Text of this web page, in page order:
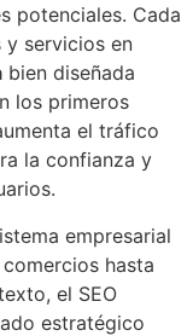
potenciales. Cada
y servicios en
bien diseñada
los primeros
el tráfico
la confianza y
empresarial
hasta
el SEO
estratégico